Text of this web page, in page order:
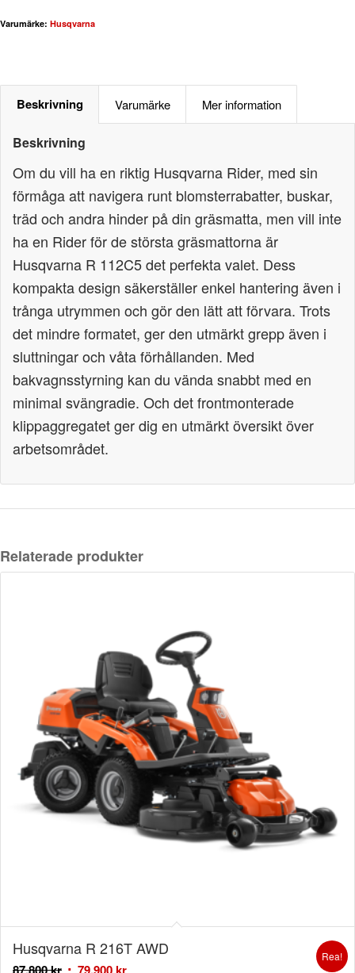
Varumärke: Husqvarna
Beskrivning Varumärke Mer information
Beskrivning
Om du vill ha en riktig Husqvarna Rider, med sin
förmåga att navigera runt blomsterrabatter, buskar,
träd och andra hinder på din gräsmatta, men vill inte
ha en Rider för de största gräsmattorna är
Husqvarna R 112C5 det perfekta valet. Dess
kompakta design säkerställer enkel hantering även i
trånga utrymmen och gör den lätt att förvara. Trots
det mindre formatet, ger den utmärkt grepp även i
sluttningar och våta förhållanden. Med
bakvagnsstyrning kan du vända snabbt med en
minimal svängradie. Och det frontmonterade
klippaggregatet ger dig en utmärkt översikt över
arbetsområdet.
Relaterade produkter
Husqvarna R 216T AWD Rea!